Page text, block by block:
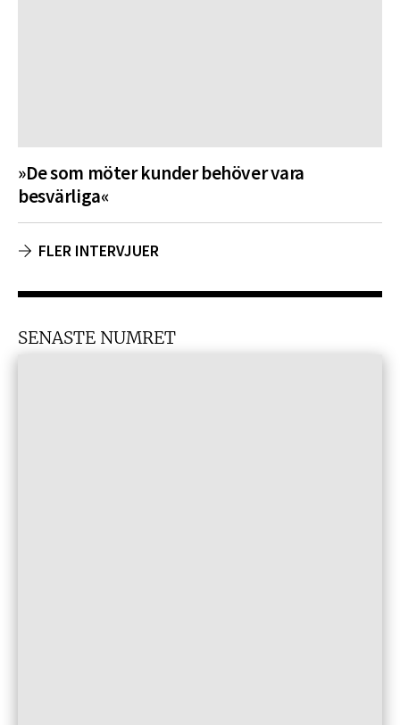
»De som möter kunder behöver vara
besvärliga«
FLER INTERVJUER
SENASTE NUMRET